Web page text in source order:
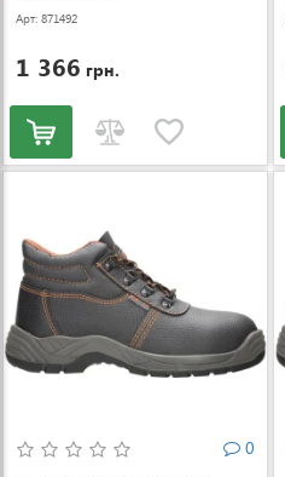
Арт: 871492
1 366 грн.
0